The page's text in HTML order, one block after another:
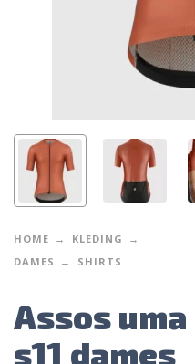
HOME
KLEDING
DAMES
SHIRTS
Assos
s11 dames